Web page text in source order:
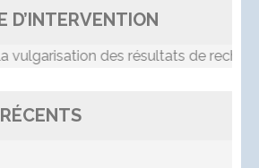
D’INTERVENTION
des résultats de